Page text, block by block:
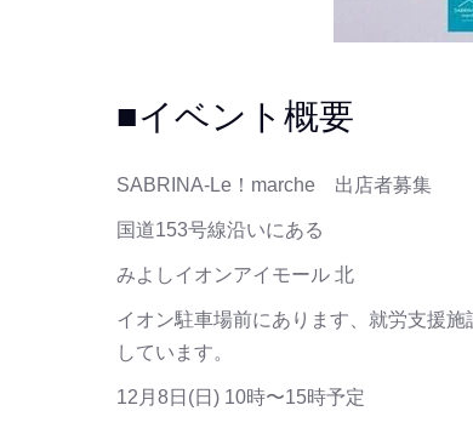
■イベント概要
SABRINA-Le！marche 出店者募集
国道153号線沿いにある
みよしイオンアイモール 北
イオン駐車場前にあります、就労支援
しています。
⁡12月8日(日) 10時〜15時予定⁡